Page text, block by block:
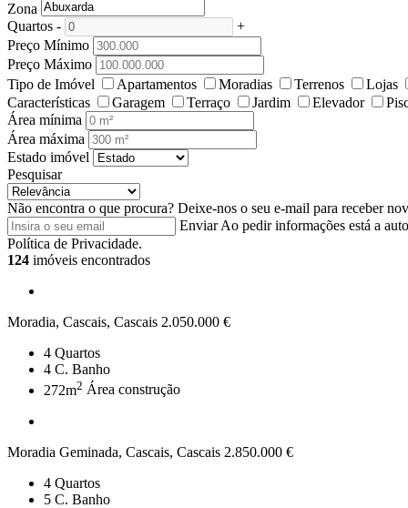
Zona
Quartos -
+
Preço Mínimo
Preço Máximo
Tipo de Imóvel
Apartamentos Moradias Terrenos
Lojas
Características
Garagem Terraço Jardim Elevador
Área mínima
Área máxima
Estado imóvel
Pesquisar
Não encontra o que procura? Deixe-nos o seu e-mail para receber
Enviar Ao pedir informações está a
Política de Privacidade.
124 imóveis encontrados
Moradia, Cascais, Cascais 2.050.000 €
4 Quartos
4 C. Banho
272m2 Área construção
Moradia Geminada, Cascais, Cascais 2.850.000 €
4 Quartos
5 C. Banho